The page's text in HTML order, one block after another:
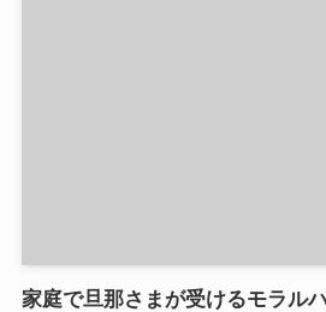
家庭で旦那さまが受けるモラル